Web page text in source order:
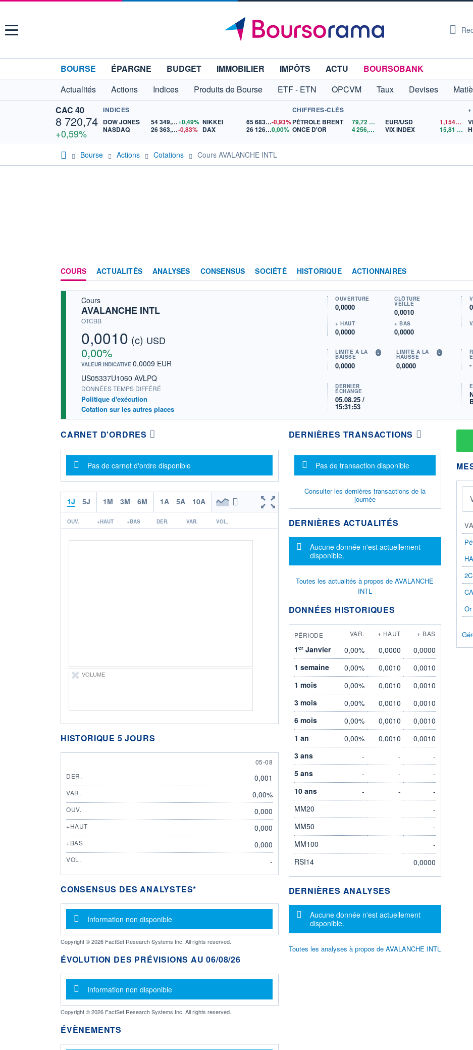
Menu
BOURSE ÉPARGNE BUDGET IMMOBILIER IMPÔTS ACTU
BOURSOBANK
Actualités
Actions Indices Produits de Bourse ETF - ETN OPCVM Taux Devises
CAC 40
8 720,74
+0,59%
INDICES
DOW JONES
54 349,12+0,49%
NASDAQ
26 363,44-0,83%
NIKKEI 65 683,26-0,93%
DAX
26 126,300,00%
CHIFFRES-CLÉS
PÉTROLE BRENT
79,72$US
ONCE D'OR
4 256,71 $US
EUR/USD 1,1544$US
VIX INDEX
15,81
Bourse Actions Cotations Cours AVALANCHE INTL
COURS ACTUALITÉS ANALYSES CONSENSUS SOCIÉTÉ HISTORIQUE ACTIONNAIRES
Cours
AVALANCHE INTL
OTCBB
0,0010 (c) USD
0,00%
VALEUR INDICATIVE 0,0009 EUR
US05337U1060 AVLPQ
DONNÉES TEMPS DIFFÉRÉ
Politique d'exécution
Cotation sur les autres places
OUVERTURE
0,0000
CLÔTURE
VEILLE
0,0010
+ HAUT
0,0000
+ BAS
0,0000
0
LIMITE À LA
BAISSE
0,0000
LIMITE À LA
HAUSSE
0,0000 -
DERNIER
ÉCHANGE
05.08.25 /
15:31:53
CARNET D'ORDRES
Message d'information
Pas de carnet d'ordre disponible
1J 5J 1M 3M 6M 1A 5A 10A
OUV. +HAUT +BAS DER. VAR. VOL.
VOLUME
HISTORIQUE 5 JOURS
5 AUGUST
05-08
DER.
0,001
VAR. 0,00%
OUV. 0,000
+HAUT 0,000
+BAS 0,000
VOL. -
CONSENSUS DES ANALYSTES*
Message d'information
Information non disponible
Copyright © 2026 FactSet Research Systems Inc. All rights reserved.
ÉVOLUTION DES PRÉVISIONS AU 06/08/26
Message d'information
Information non disponible
Copyright © 2026 FactSet Research Systems Inc. All rights reserved.
ÉVÈNEMENTS
DERNIÈRES TRANSACTIONS
Message d'information
Pas de transaction disponible
Consulter les dernières transactions de la
journée
DERNIÈRES ACTUALITÉS
Message d'information
Aucune donnée n'est actuellement
disponible.
Toutes les actualités à propos de AVALANCHE
INTL
DONNÉES HISTORIQUES
PÉRIODE VAR. + HAUT + BAS
1erJanvier 0,00% 0,0000
0,0000
1 semaine
0,00% 0,0010
0,0010
1 mois
0,00% 0,0010
0,0010
3 mois
0,00% 0,0010
0,0010
6 mois
0,00% 0,0010
0,0010
1 an
0,00% 0,0010
0,0010
3 ans
- -
-
5 ans
- -
-
10 ans
- -
-
MM20
-
MM50
-
MM100
-
RSI14
0,0000
DERNIÈRES ANALYSES
Message d'information
Aucune donnée n'est actuellement
disponible.
Toutes les analyses à propos de AVALANCHE INTL
Or